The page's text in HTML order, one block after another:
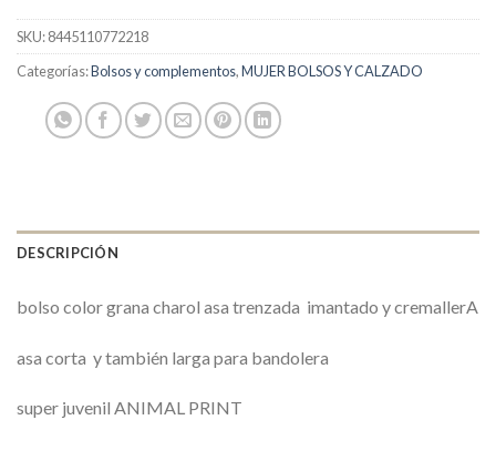
SKU:8445110772218
Categorías:Bolsos y complementos,MUJER BOLSOS Y CALZADO
DESCRIPCIÓN
bolso color grana charol asa trenzada imantado y cremallerA
asa corta y también larga para bandolera
super juvenil ANIMAL PRINT